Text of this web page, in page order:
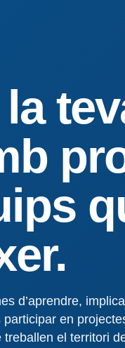
d’aprendre,
participar en
el territori